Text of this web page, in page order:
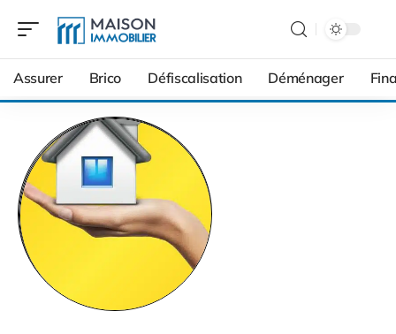
Assurer Brico Défiscalisation Déménager